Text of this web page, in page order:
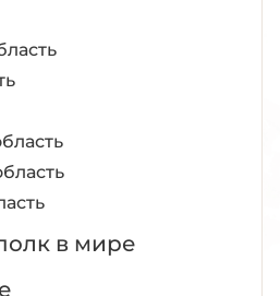
в мире